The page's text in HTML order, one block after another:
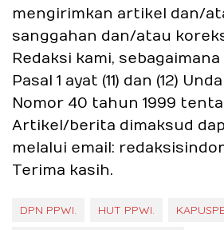
mengirimkan artikel dan/
sanggahan dan/atau
Redaksi kami,
Pasal 1 ayat (11) dan (12)
Nomor 40 tahun 1999
Artikel/berita dimaksud
melalui email:
Terima kasih.
DPN PPWI. HUT PPWI.